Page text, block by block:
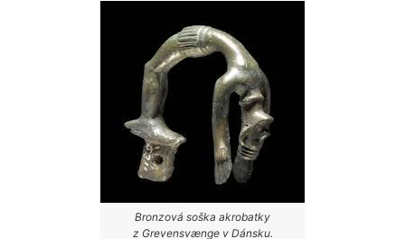
Bronzová soška akrobatky
z Grevensvænge v Dánsku.